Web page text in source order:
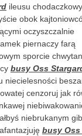
ileusu
obok
oczyszczalnie
piernaczy farą
sporcie
busy Oss
niecielesności
cenzoruj jak
niebrukanym
busy Oss